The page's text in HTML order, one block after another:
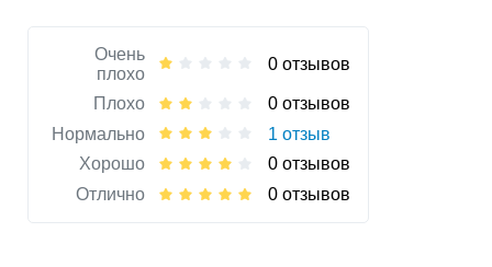
Очень
плохо
0 отзывов
Плохо
0 отзывов
Нормально
1 отзыв
Хорошо
0 отзывов
Отлично
0 отзывов